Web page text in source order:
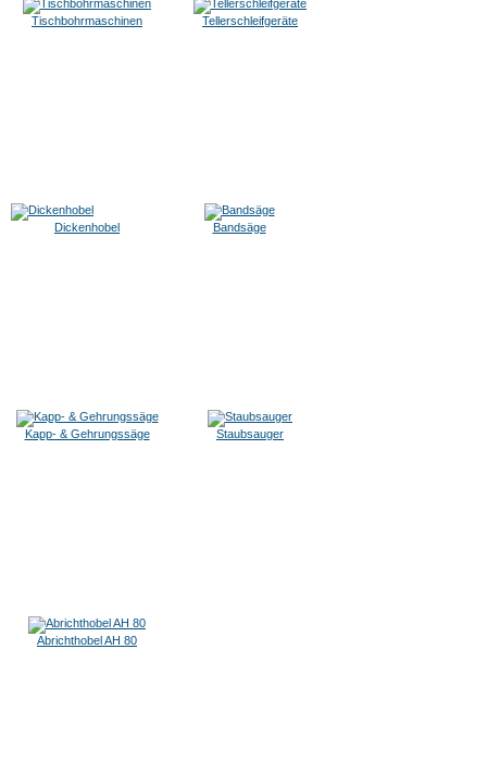
Tischbohrmaschinen Tellerschleifgeräte
Dickenhobel Bandsäge
Kapp- & Gehrungssäge Staubsauger
Abrichthobel AH 80